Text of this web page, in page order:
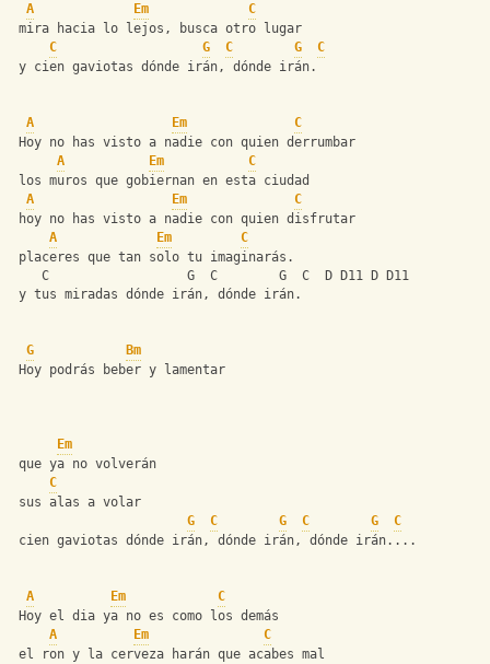
A
Em
C
mira hacia lo lejos, busca otro lugar
C
G C G
C
y cien gaviotas dónde irán, dónde irán.
A Em
C
Hoy no has visto a nadie con quien derrumbar
A
Em
C
los muros que gobiernan en esta ciudad
A
Em
C
hoy no has visto a nadie con quien disfrutar
A
Em
C
placeres que tan solo tu imaginarás.
    C                  G  C        G  C  D D11 D D11
y tus miradas dónde irán, dónde irán.
G
Bm
Hoy podrás beber y lamentar
Em
que ya no volverán
C
sus alas a volar
G
C G C G
C
cien gaviotas dónde irán, dónde irán, dónde irán....
A Em
C
Hoy el dia ya no es como los demás
A
Em
C
el ron y la cerveza harán que acabes mal